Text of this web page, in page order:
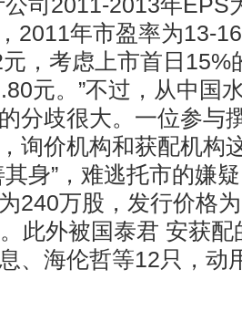
2011年市盈率为13-
，考虑上市首日15%
元。”不过，从中国
分歧很大。一位参与
询价机构和获配机构
身”，难逃托市的嫌
240万股，发行价格
此外被国泰君 安获
、海伦哲等12只，动